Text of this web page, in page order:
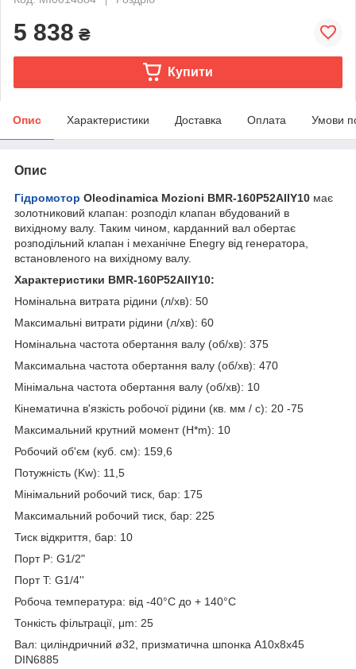
5 838 ₴
Купити
Опис Характеристики Доставка Оплата Умови
Опис
Гідромотор Oleodinamica Mozioni BMR-160P52AIIY10 має
золотниковий клапан: розподіл клапан вбудований в
вихідному валу. Таким чином, карданний вал обертає
розподільний клапан і механічне Enegry від генератора,
встановленого на вихідному валу.
Характеристики BMR-160P52AIIY10:
Номінальна витрата рідини (л/хв): 50
Максимальні витрати рідини (л/хв): 60
Номінальна частота обертання валу (об/хв): 375
Максимальна частота обертання валу (об/хв): 470
Мінімальна частота обертання валу (об/хв): 10
Кінематична в'язкість робочої рідини (кв. мм / с): 20 -75
Максимальний крутний момент (H*m): 10
Робочий об'єм (куб. см): 159,6
Потужність (Kw): 11,5
Мінімальний робочий тиск, бар: 175
Максимальний робочий тиск, бар: 225
Тиск відкриття, бар: 10
Порт P: G1/2"
Порт T: G1/4''
Робоча температура: від -40°С до + 140°С
Тонкість фільтрації, μm: 25
Вал: циліндричний ø32, призматична шпонка A10x8x45
DIN6885